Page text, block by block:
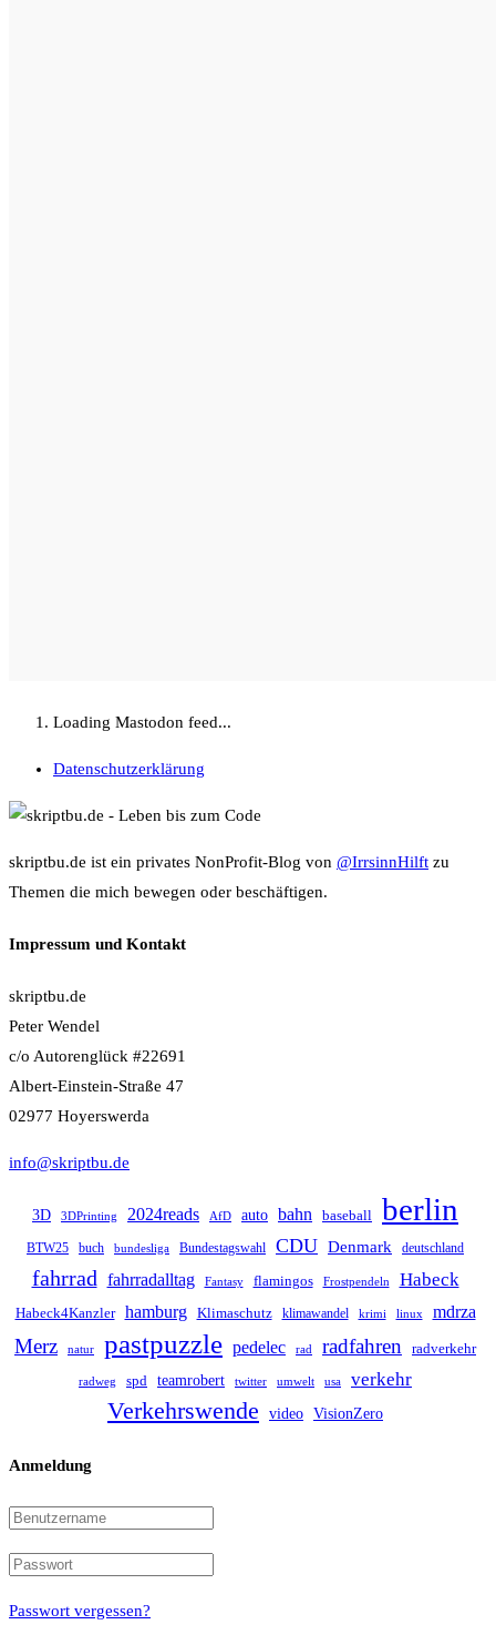
Loading Mastodon feed...
Datenschutzerklärung
skriptbu.de ist ein privates NonProfit-Blog von @IrrsinnHilft zu
Themen die mich bewegen oder beschäftigen.
Impressum und Kontakt
skriptbu.de
Peter Wendel
c/o Autorenglück #22691
Albert-Einstein-Straße 47
02977 Hoyerswerda
info@skriptbu.de
3D 3DPrinting 2024reads AfD auto bahn baseball berlin
BTW25 buch bundesliga Bundestagswahl CDU Denmark deutschland
fahrrad fahrradalltag Fantasy flamingos Frostpendeln Habeck
Habeck4Kanzler hamburg Klimaschutz klimawandel krimi linux mdrza
Merz natur pastpuzzle pedelec rad radfahren radverkehr
radweg spd teamrobert twitter umwelt usa verkehr
Verkehrswende video VisionZero
Anmeldung
Passwort vergessen?